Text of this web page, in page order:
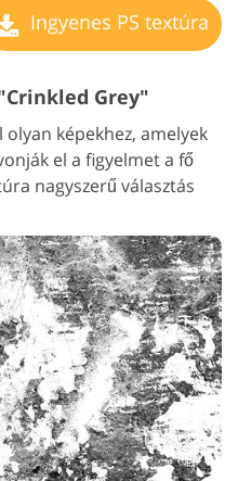
Ingyenes PS textúra
Grey"
képekhez, amelyek
el a figyelmet a fő
nagyszerű választás